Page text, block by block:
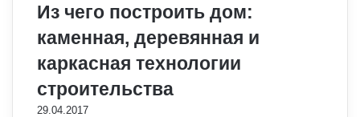
Из чего построить дом:
каменная, деревянная и
каркасная технологии
строительства
29.04.2017